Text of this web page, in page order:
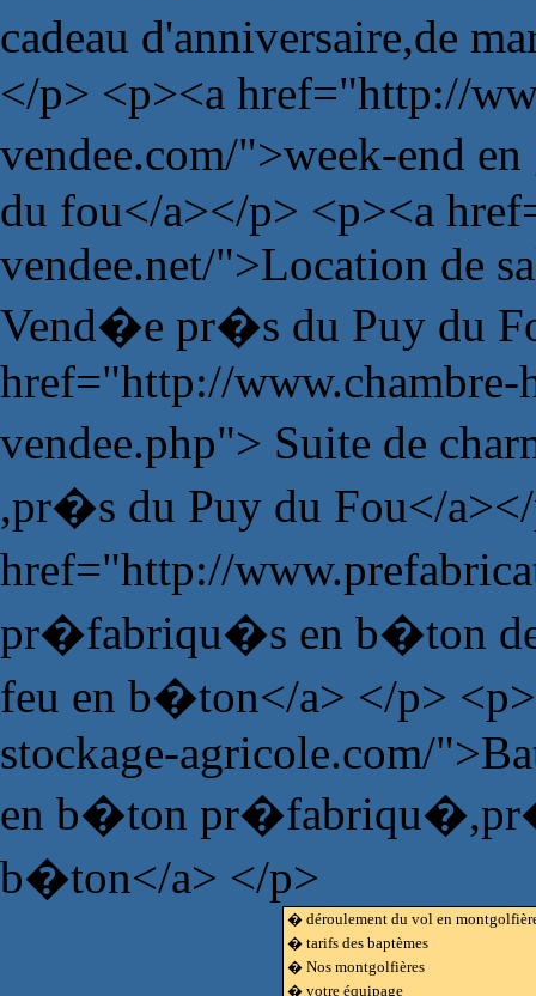
cadeau d'anniversaire,de
</p> <p><a href="http://
vendee.com/">week-end
du fou</a></p> <p><a
vendee.net/">Location de
Vend�e pr�s du Puy du
href="http://www.chambre-
vendee.php"> Suite de
,pr�s du Puy du Fou</
href="http://
pr�fabriqu�s en b�ton de
feu en b�ton</a> </p>
stockage-agricole.com/
en b�ton
b�ton</a> </p>
� déroulement du vol en
� tarifs des baptèmes
� Nos montgolfières
� votre équipage